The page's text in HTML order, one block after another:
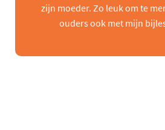
zijn moeder. Zo leuk om te
ouders ook met mijn